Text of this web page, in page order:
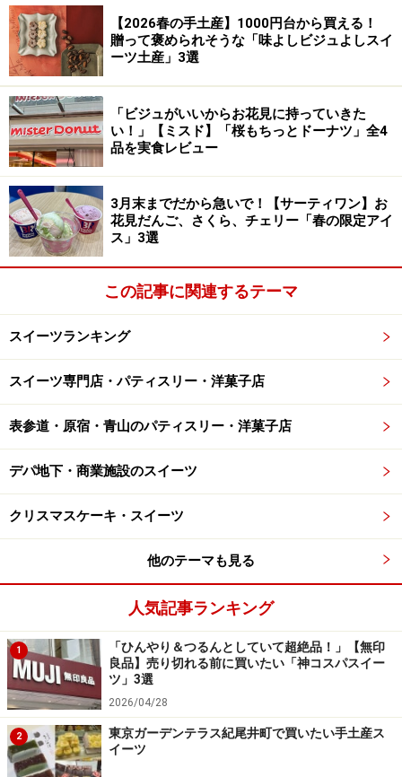
なんで「室（むろ）」をモチーフとしたデザイン。5 色
の“室”はそれぞれパン、菓子、ケーキ、食料雑貨そして
デリカテッセンを意味します。 ペストリーを担当される
のは今まで同様、フランス、ベルギーでの修行経験を有
し、数々の受賞歴を誇るエグゼクティブ ペストリー シェ
フの武藤修司氏です。
左／武藤修司シェフ 右／サンタクロース
シェフが描かれたケーキの説明とともにご紹介しましょ
う。
Flocons de Neige＜フロコン・ド・ネージ
ュ＞
Flocons de Neige＜フロコン・ド・ネージュ＞15cm 6,000 円
（税別）
鮮やかな赤色が目を引く、今年新登場のクリスマスケー
キ。
香りの重要な役割を担う苺は、フレッシュの苺を冷凍し
て湯せんして、果汁を濃縮されたものを使用。1kgのイ
チゴから300ｇしかとれない貴重なイチゴ果汁を、ムー
ス、ゼリーに使用。このおかげでピスタチオに負けない
イチゴのフレッシュな味わいと風味が表現できます。
【2026春の手土産】1000円台から買える！
贈って褒められそうな「味よしビジュよしスイ
ーツ土産」3選
「ビジュがいいからお花見に持っていきた
い！」【ミスド】「桜もちっとドーナツ」全4
品を実食レビュー
3月末までだから急いで！【サーティワン】お
花見だんご、さくら、チェリー「春の限定アイ
ス」3選
この記事に関連するテーマ
スイーツランキング
スイーツ専門店・パティスリー・洋菓子店
表参道・原宿・青山のパティスリー・洋菓子店
デパ地下・商業施設のスイーツ
クリスマスケーキ・スイーツ
他のテーマも見る
人気記事ランキング
1
「ひんやり＆つるんとしていて超絶品！」【無印
良品】売り切れる前に買いたい「神コスパスイー
ツ」3選
2026/04/28
2
東京ガーデンテラス紀尾井町で買いたい手土産ス
イーツ